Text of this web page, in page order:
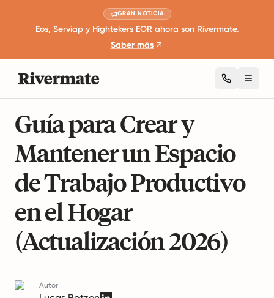
GRAN NOTICIA
Eos, Serviap y Hightekers EOR ahora son Rivermate.
Saber más
Guía para Crear y
Mantener un Espacio
de Trabajo Productivo
en el Hogar
(Actualización 2026)
Autor